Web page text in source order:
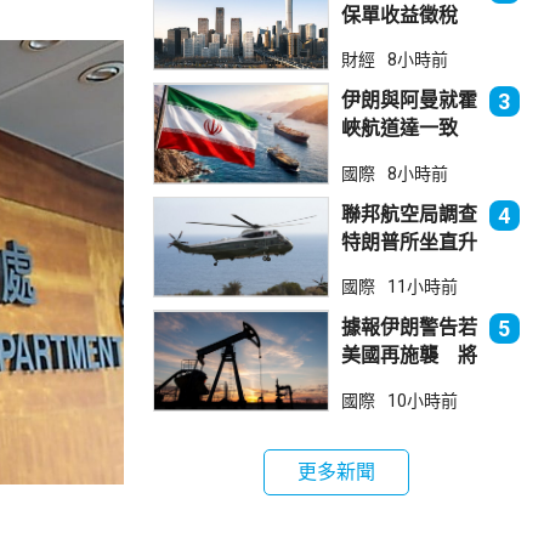
保單收益徵稅
倫敦股價急跌
財經 8小時前
伊朗與阿曼就霍
峽航道達一致
海
3
國際 8小時前
聯邦航空局調查
特朗普所坐直升
全事件
4
國際 11小時前
據報伊朗警告若
美國再施襲 將
能源設施
5
國際 10小時前
更多新聞